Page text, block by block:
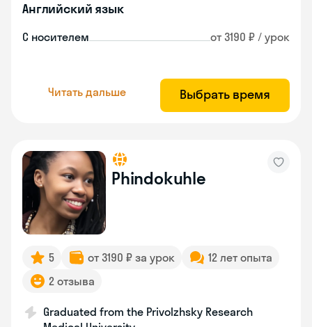
Английский язык
С носителем от 3190 ₽ / урок
Читать дальше Выбрать время
Phindokuhle
5 от 3190 ₽ за урок
12 лет опыта
2 отзыва
Graduated from the Privolzhsky Research